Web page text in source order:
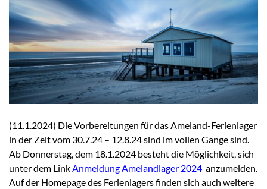
(11.1.2024) Die Vorbereitungen für das Ameland-Ferienlager
in der Zeit vom 30.7.24 – 12.8.24 sind im vollen Gange sind.
Ab Donnerstag, dem 18.1.2024 besteht die Möglichkeit, sich
unter dem LinkAnmeldung Amelandlager 2024 anzumelden.
Auf der Homepage des Ferienlagers finden sich auch weitere